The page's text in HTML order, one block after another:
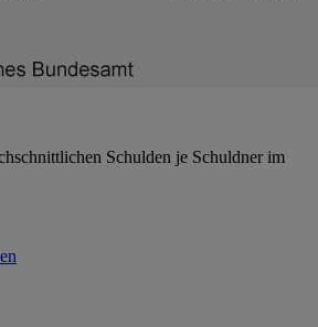
Schulden je Schuldner im